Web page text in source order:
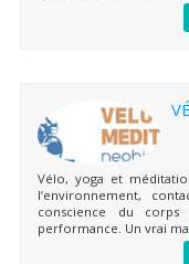
Vélo, yoga et
l’environnement,
conscience du
performance. Un vrai